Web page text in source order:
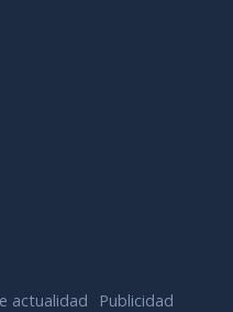
actualidad Publicidad